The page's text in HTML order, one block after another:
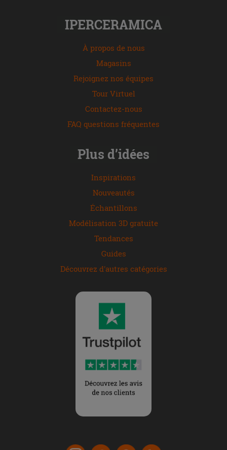
IPERCERAMICA
À propos de nous
Magasins
Rejoignez nos équipes
Tour Virtuel
Contactez-nous
FAQ questions fréquentes
Plus d’idées
Inspirations
Nouveautés
Échantillons
Modélisation 3D gratuite
Tendances
Guides
Découvrez d'autres catégories